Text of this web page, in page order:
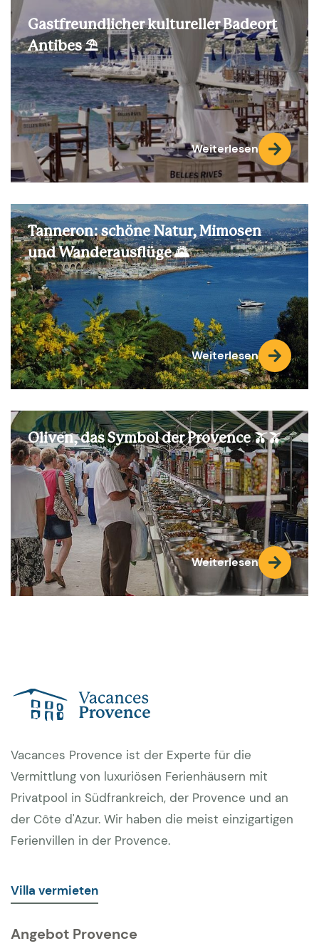
Gastfreundlicher kultureller Badeort
Antibes ⛱️
Weiterlesen
Tanneron: schöne Natur, Mimosen
und Wanderausflüge 🌄
Weiterlesen
Oliven, das Symbol der Provence 🫒🫒
Weiterlesen
Vacances Provence ist der Experte für die
Vermittlung von luxuriösen Ferienhäusern mit
Privatpool in Südfrankreich, der Provence und an
der Côte d'Azur. Wir haben die meist einzigartigen
Ferienvillen in der Provence.
Villa vermieten
Angebot Provence